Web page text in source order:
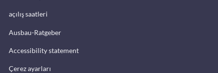
açılış saatleri
Ausbau-Ratgeber
Accessibility statement
Çerez ayarları